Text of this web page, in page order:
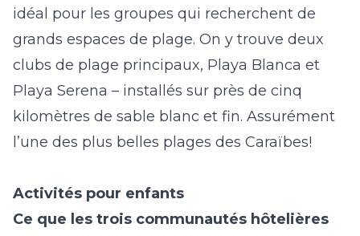
idéal pour les groupes qui recherchent de
grands espaces de plage. On y trouve deux
clubs de plage principaux, Playa Blanca et
Playa Serena – installés sur près de cinq
kilomètres de sable blanc et fin. Assurément
l’une des plus belles plages des Caraïbes!
Activités pour enfants
Ce que les trois communautés hôtelières